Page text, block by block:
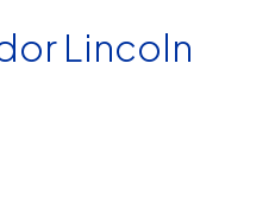
Lincoln